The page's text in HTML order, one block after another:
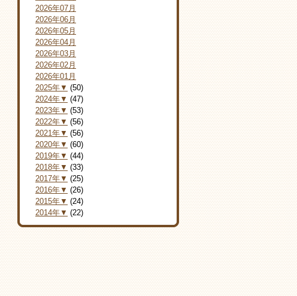
2026年07月
2026年06月
2026年05月
2026年04月
2026年03月
2026年02月
2026年01月
2025年▼ (50)
2024年▼ (47)
2023年▼ (53)
2022年▼ (56)
2021年▼ (56)
2020年▼ (60)
2019年▼ (44)
2018年▼ (33)
2017年▼ (25)
2016年▼ (26)
2015年▼ (24)
2014年▼ (22)